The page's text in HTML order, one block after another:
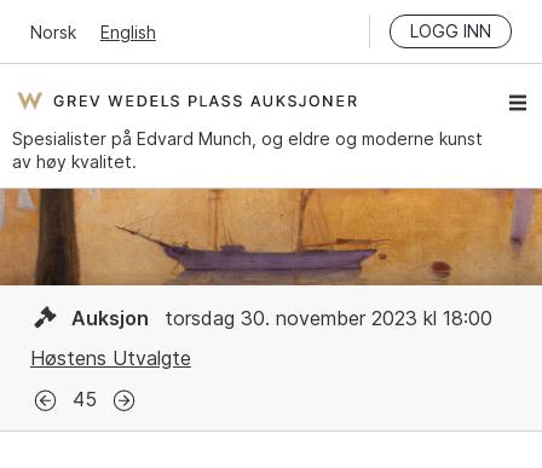
Norsk English LOGG INN
Spesialister på Edvard Munch, og eldre og moderne kunst
av høy kvalitet.
Auksjon
torsdag 30. november 2023 kl 18:00
Høstens Utvalgte
45